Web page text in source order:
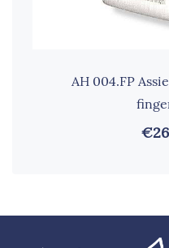
AH 004.FP